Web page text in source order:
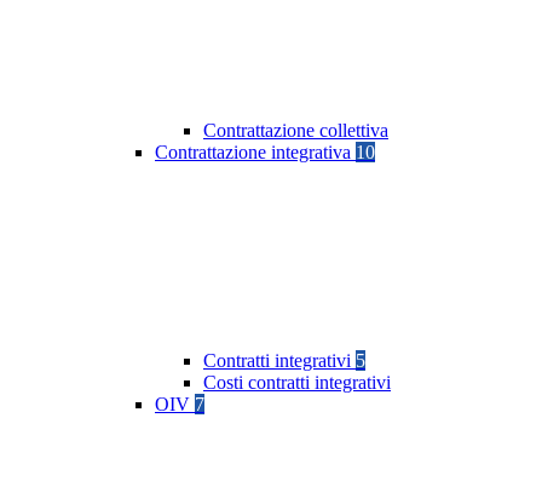
Contrattazione collettiva
Contrattazione integrativa 10
Contratti integrativi 5
Costi contratti integrativi
OIV 7